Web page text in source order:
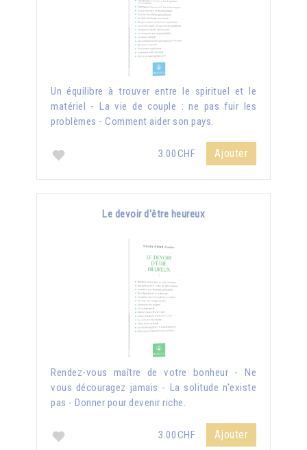
Un équilibre à trouver entre le spirituel et le
matériel - La vie de couple : ne pas fuir les
problèmes - Comment aider son pays.
3.00CHF Ajouter
Le devoir d'être heureux
Rendez-vous maître de votre bonheur - Ne
vous découragez jamais - La solitude n'existe
pas - Donner pour devenir riche.
3.00CHF Ajouter